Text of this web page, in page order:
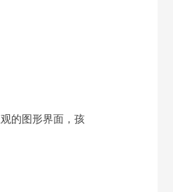
的图形界面，孩